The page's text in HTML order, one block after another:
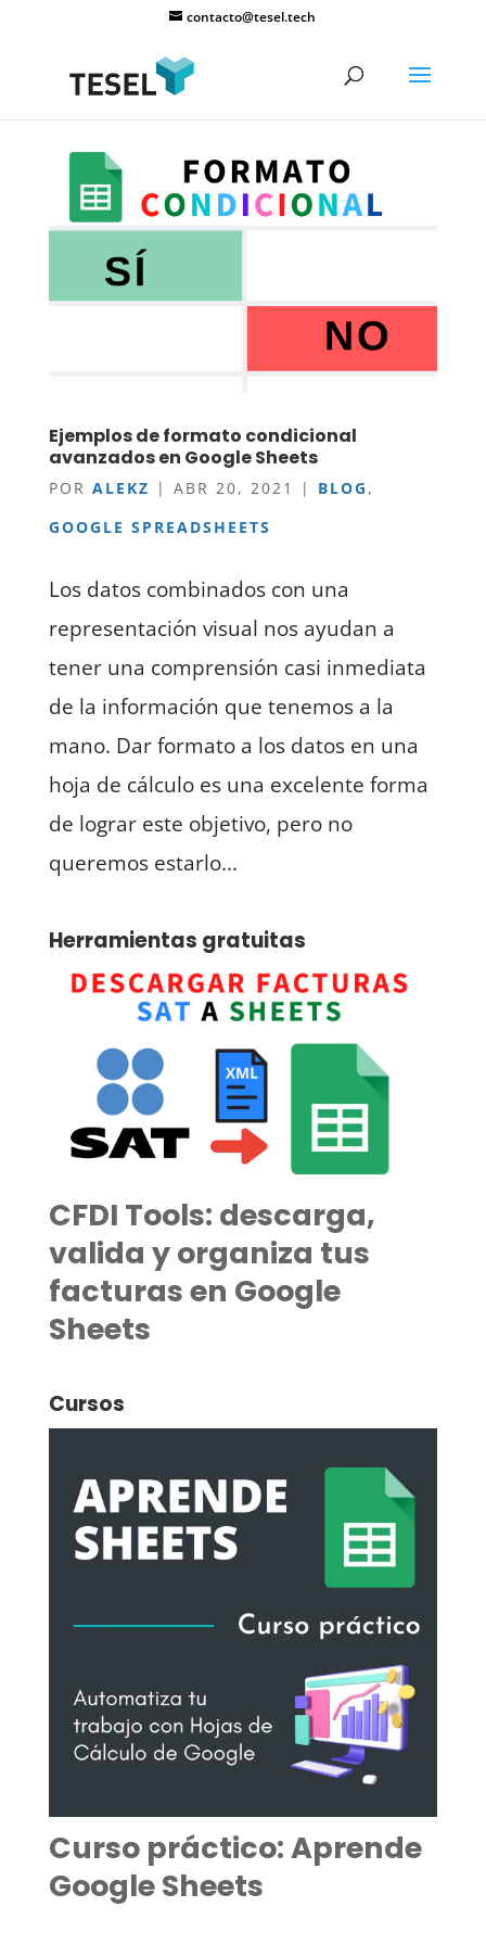
contacto@tesel.tech
Ejemplos de formato condicional
avanzados en Google Sheets
POR ALEKZ | ABR 20, 2021 | BLOG ,
GOOGLE SPREADSHEETS
Los datos combinados con una
representación visual nos ayudan a
tener una comprensión casi inmediata
de la información que tenemos a la
mano. Dar formato a los datos en una
hoja de cálculo es una excelente forma
de lograr este objetivo, pero no
queremos estarlo...
Herramientas gratuitas
CFDI Tools: descarga,
valida y organiza tus
facturas en Google
Sheets
Cursos
Curso práctico: Aprende
Google Sheets